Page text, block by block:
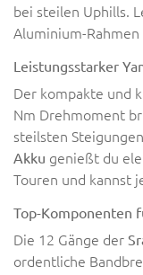
bei steilen Uphills.
Aluminium-Rahmen
Leistungsstarker
Der kompakte und
Nm Drehmoment
steilsten
Akku genießt du
Touren und kannst
Top-Komponenten
Die 12 Gänge der
ordentliche